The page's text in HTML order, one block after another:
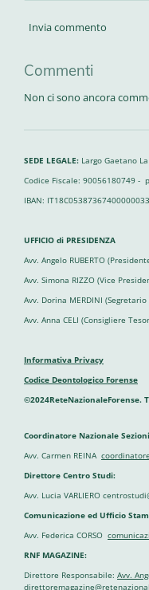
Invia commento
Commenti
Non ci sono ancora
SEDE LEGALE: Largo Gaetano
Codice Fiscale: 90056180749 -
IBAN:
UFFICIO di PRESIDENZA
Avv. Angelo RUBERTO
Avv. Simona RIZZO (Vice
Avv. Dorina MERDINI
Avv. Anna CELI (Consigliere
Informativa Privacy
Codice Deontologico Forense
©2024ReteNazionaleForense.
Coordinatore Nazionale
Avv. Carmen REINA
Direttore Centro Studi:
Avv. Lucia VARLIERO
Comunicazione ed Ufficio
Avv. Federica CORSO
RNF MAGAZINE:
Direttore Responsabile: Avv.